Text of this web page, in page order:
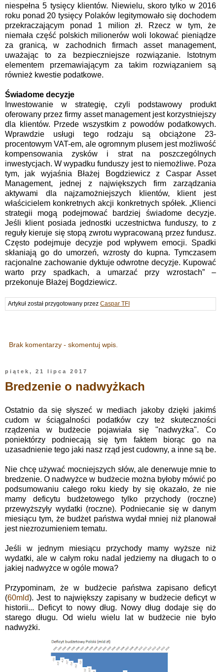
niespełna 5 tysięcy klientów. Niewielu, skoro tylko w 2016
roku ponad 20 tysięcy Polaków legitymowało się dochodem
przekraczającym ponad 1 milion zł. Rzecz w tym, że
niemała część polskich milionerów woli lokować pieniądze
za granicą, w zachodnich firmach asset management,
uważając to za bezpieczniejsze rozwiązanie. Istotnym
elementem przemawiającym za takim rozwiązaniem są
również kwestie podatkowe.
Świadome decyzje
Inwestowanie w strategię, czyli podstawowy produkt
oferowany przez firmy asset management jest korzystniejszy
dla klientów. Przede wszystkim z powodów podatkowych.
Wprawdzie usługi tego rodzaju są obciążone 23-
procentowym VAT-em, ale ogromnym plusem jest możliwość
kompensowania zysków i strat na poszczególnych
inwestycjach. W wypadku funduszy jest to niemożliwe. Poza
tym, jak wyjaśnia Błażej Bogdziewicz z Caspar Asset
Management, jednej z największych firm zarządzania
aktywami dla najzamożniejszych klientów, klient jest
właścicielem konkretnych akcji konkretnych spółek. „Klienci
strategii mogą podejmować bardziej świadome decyzje.
Jeśli klient posiada jednostki uczestnictwa funduszy, to z
reguły kieruje się stopą zwrotu wypracowaną przez fundusz.
Często podejmuje decyzje pod wpływem emocji. Spadki
skłaniają go do umorzeń, wzrosty do kupna. Tymczasem
racjonalne zachowanie dyktuje odwrotne decyzje. Kupować
warto przy spadkach, a umarzać przy wzrostach” –
przekonuje Błażej Bogdziewicz.
Artykuł został przygotowany przez Caspar TFI
Brak komentarzy - skomentuj wpis.
piątek, 21 lipca 2017
Bredzenie o nadwyżkach
Ostatnio da się słyszeć w mediach jakoby dzięki jakimś
cudom w ściągalności podatków czy też skuteczności
rządzenia w budżecie pojawiała się "nadwyżka". Co
poniektórzy podniecają się tym faktem biorąc go na
uzasadnienie tego jaki nasz rząd jest cudowny, a inne są be.
Nie chcę używać mocniejszych słów, ale denerwuje mnie to
bredzenie. O nadwyżce w budżecie można byłoby mówić po
podsumowaniu całego roku kiedy by się okazało, że nie
mamy deficytu budżetowego tylko przychody (roczne)
przewyższyły wydatki (roczne). Podniecanie się w danym
miesiącu tym, że budżet państwa wydał mniej niż planował
jest niezrozumieniem tematu.
Jeśli w jednym miesiącu przychody mamy wyższe niż
wydatki, ale w całym roku nadal jedziemy na długach to o
jakiej nadwyżce w ogóle mowa?
Przypominam, że w budżecie państwa zapisano deficyt
(60mld). Jest to największy zapisany w budżecie deficyt w
historii... Deficyt to nowy dług. Nowy dług dodaje się do
starego długu. Od wielu wielu lat w budżecie nie było
nadwyżki.